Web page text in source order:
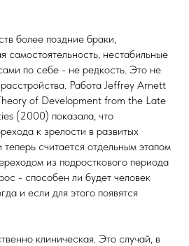
более поздние браки,
самостоятельность, нестабильные
по себе - не редкость. Это не
Работа Jeffrey Arnett
of Development from the Late
(2000) показала, что
к зрелости в развитых
считается отдельным этапом
из подросткового периода
- способен ли будет человек
и если для этого появятся
клиническая. Это случай, в